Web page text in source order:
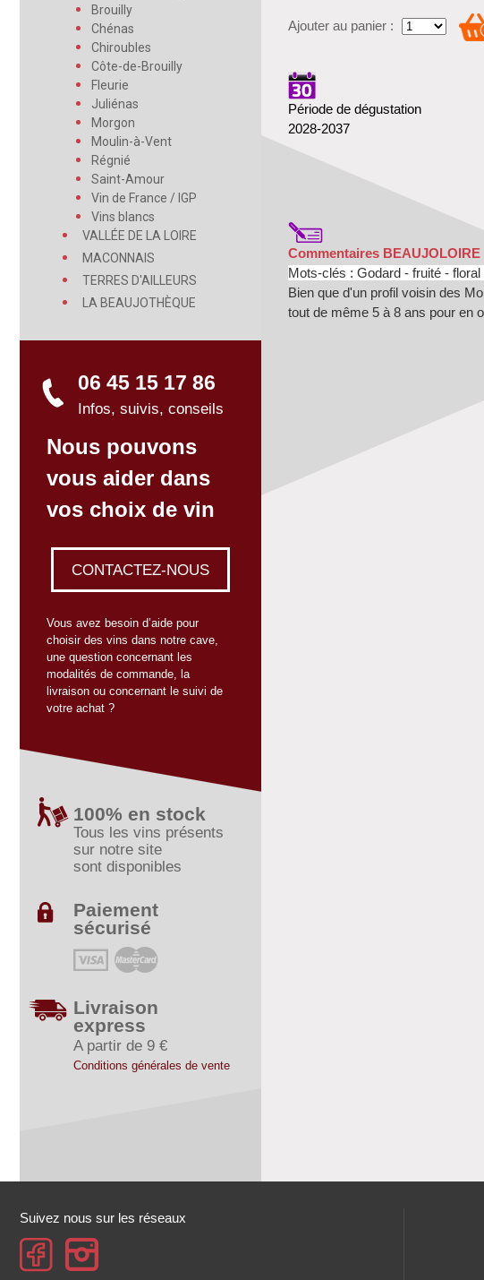
Brouilly
Chénas
Chiroubles
Côte-de-Brouilly
Fleurie
Juliénas
Morgon
Moulin-à-Vent
Régnié
Saint-Amour
Vin de France / IGP
Vins blancs
VALLÉE DE LA LOIRE
MACONNAIS
TERRES D'AILLEURS
LA BEAUJOTHÈQUE
06 45 15 17 86
Infos, suivis, conseils
Nous pouvons
vous aider dans
vos choix de vin
CONTACTEZ-NOUS
Vous avez besoin d’aide pour
choisir des vins dans notre cave,
une question concernant les
modalités de commande, la
livraison ou concernant le suivi de
votre achat ?
100% en stock
Tous les vins présents
sur notre site
sont disponibles
Paiement
sécurisé
Livraison
express
A partir de 9 €
Conditions générales de vente
Ajouter au panier :
Période de dégustation
2028-2037
Commentaires BEAUJOLOIRE
Mots-clés : Godard - fruité -
Bien que d'un profil voisin des
tout de même 5 à 8 ans pour en
Suivez nous sur les réseaux